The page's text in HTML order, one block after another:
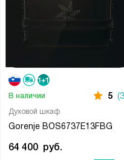
Духовой шкаф
Gorenje BOS6737E13FBG
В наличии 5
64 400 руб.